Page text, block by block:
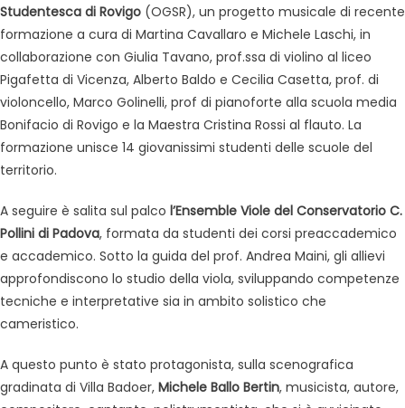
Studentesca di Rovigo (OGSR), un progetto musicale di recente
formazione a cura di Martina Cavallaro e Michele Laschi, in
collaborazione con Giulia Tavano, prof.ssa di violino al liceo
Pigafetta di Vicenza, Alberto Baldo e Cecilia Casetta, prof. di
violoncello, Marco Golinelli, prof di pianoforte alla scuola media
Bonifacio di Rovigo e la Maestra Cristina Rossi al flauto. La
formazione unisce 14 giovanissimi studenti delle scuole del
territorio.
A seguire è salita sul palco l’Ensemble Viole del Conservatorio C.
Pollini di Padova, formata da studenti dei corsi preaccademico
e accademico. Sotto la guida del prof. Andrea Maini, gli allievi
approfondiscono lo studio della viola, sviluppando competenze
tecniche e interpretative sia in ambito solistico che
cameristico.
A questo punto è stato protagonista, sulla scenografica
gradinata di Villa Badoer, Michele Ballo Bertin, musicista, autore,